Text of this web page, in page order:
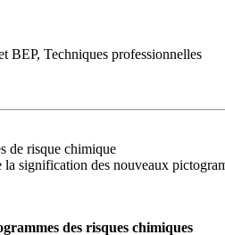
BEP, Techniques professionnelles
de risque chimique
la signification des nouveaux
des risques chimiques